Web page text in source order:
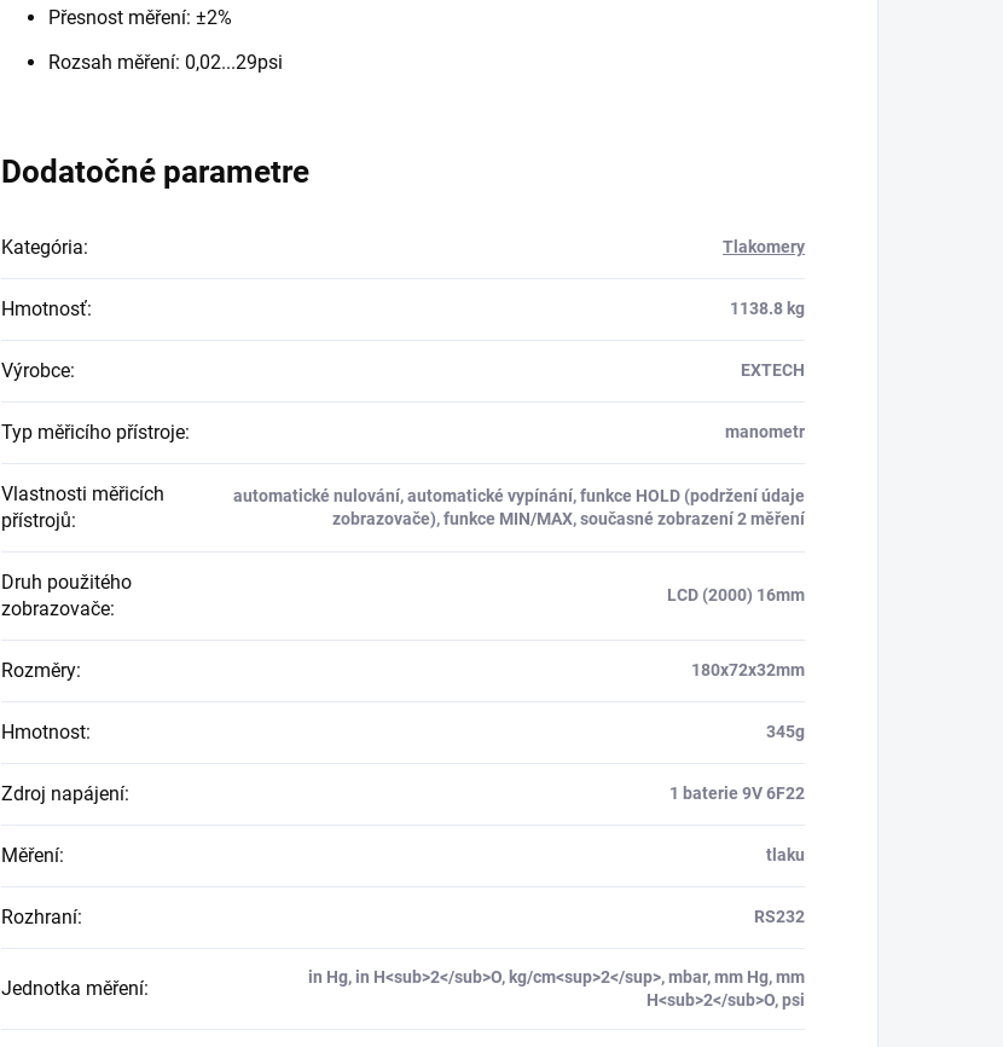
Přesnost měření: ±2%
Rozsah měření: 0,02...29psi
Dodatočné parametre
Kategória: Tlakomery
Hmotnosť: 1138.8 kg
Výrobce: EXTECH
Typ měřicího přístroje: manometr
Vlastnosti měřicích
přístrojů:
automatické nulování, automatické vypínání, funkce HOLD (podržení údaje
zobrazovače), funkce MIN/MAX, současné zobrazení 2 měření
Druh použitého
zobrazovače:
LCD (2000) 16mm
Rozměry: 180x72x32mm
Hmotnost: 345g
Zdroj napájení: 1 baterie 9V 6F22
Měření: tlaku
Rozhraní: RS232
Jednotka měření:
in Hg, in H<sub>2</sub>O, kg/cm<sup>2</sup>, mbar, mm Hg, mm
H<sub>2</sub>O, psi